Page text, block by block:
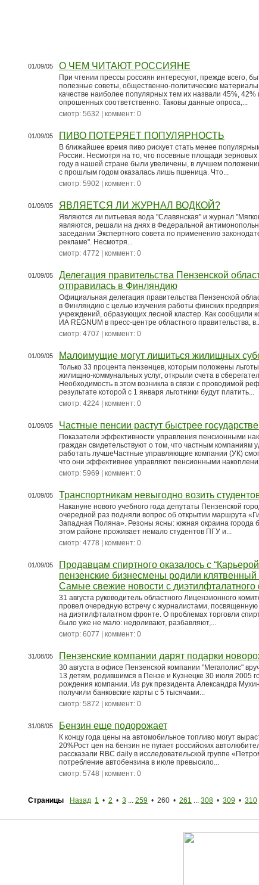
01/09/05 О ЧЕМ ЧИТАЮТ РОССИЯНЕ
При чтении прессы россиян интересуют, прежде всего,
полезные советы, общественно-политические
качестве наиболее популярных тем их назвали 45%, 42%
опрошенных соответственно. Таковы данные опроса,...
смотр: 5632 | коммент: 0
01/09/05 ПИВО ПОТЕРЯЕТ ПОПУЛЯРНОСТЬ
В ближайшее время пиво рискует стать менее
России. Несмотря на то, что посевные площади зерновых
году в нашей стране были увеличены, в лучшем
с прошлым годом оказалась лишь пшеница. Что...
смотр: 5902 | коммент: 0
01/09/05 ЯВЛЯЕТСЯ ЛИ ЖУРНАЛ ВОДКОЙ?
Являются ли питьевая вода "Славянская" и журнал
являются, решали на днях в Федеральной
заседании Экспертного совета по применению
рекламе". Несмотря...
смотр: 4772 | коммент: 0
01/09/05
Делегация правительства Пензенской
отправилась в Финляндию
Официальная делегация правительства Пензенской
в Финляндию с целью изучения работы финских
учреждений, образующих лесной кластер. Как сообщили
ИА REGNUM в пресс-центре областного правительства,
смотр: 4707 | коммент: 0
01/09/05 Малоимущие могут лишиться жилищных
Только 33 процента пензенцев, которым положены
жилищно-коммунальных услуг, открыли счета в
Необходимость в этом возникла в связи с проводимой
результате которой с 1 января льготники будут платить...
смотр: 4224 | коммент: 0
01/09/05 Частные пенсии растут быстрее
Показатели эффективности управления пенсионными
граждан свидетельствуют о том, что частным компаниям
работать лучшеЧастные управляющие компании (УК)
что они эффективнее управляют пенсионными
смотр: 5969 | коммент: 0
01/09/05 Транспортникам невыгодно возить
Накануне нового учебного года депутаты Пензенской
очередной раз подняли вопрос об открытии маршрута
Западная Поляна». Резоны ясны: южная окраина города
этом районе проживает немало студентов ПГУ и...
смотр: 4778 | коммент: 0
01/09/05
Продавцам спиртного оказалось с
пензенские бизнесмены родили клятвенный
Самые свежие новости с диэтилфталатного
31 августа руководитель областного Лицензионного
провел очередную встречу с журналистами,
на диэтилфталатном фронте. О проблемах торговли
было уже не мало: недоливают, разбавляют,...
смотр: 6077 | коммент: 0
31/08/05 Пензенские компании дарят подарки
30 августа в офисе Пензенской компании "Мегаполис"
13 детям, родившимся в Пензе и Кузнецке 30 июля 2005
рождения компании. Из рук президента Александра
получили банковские карты с 5 тысячами...
смотр: 5872 | коммент: 0
31/08/05 Бензин еще подорожает
К концу года цены на автомобильное топливо могут
20%Рост цен на бензин не пугает российских
рассказали RBC daily в исследовательской группе
потребление автобензина в июле превысило...
смотр: 5748 | коммент: 0
Страницы Назад 1 • 2 • 3 ... 259 • 260 • 261 ... 308 • 309 • 310